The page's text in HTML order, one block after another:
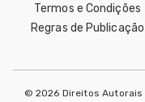
Termos e Condições
Regras de Publicação
© 2026 Direitos